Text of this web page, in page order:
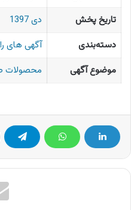
تاریخ پخش
دی 1397
دسته‌بندی
آگهی های
موضوع آگهی
محصولات